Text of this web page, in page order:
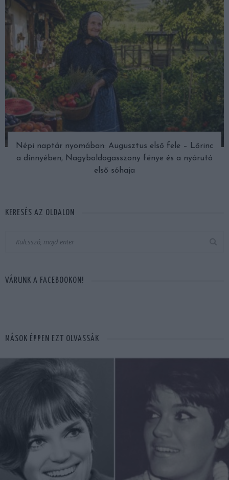
Népi naptár nyomában: Augusztus első fele – Lőrinc
a dinnyében, Nagyboldogasszony fénye és a nyárutó
első sóhaja
KERESÉS AZ OLDALON
VÁRUNK A FACEBOOKON!
MÁSOK ÉPPEN EZT OLVASSÁK